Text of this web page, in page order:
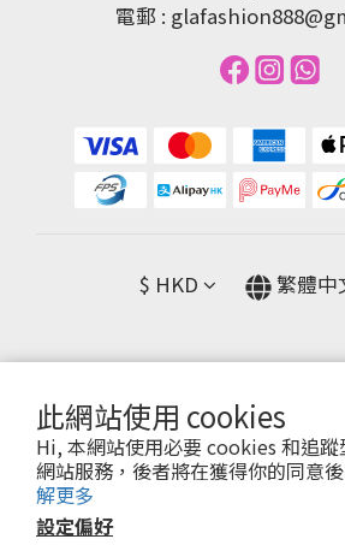
此網站使用 cookies
Hi, 本網站使用必要 cookies 和追
網站服務，後者將在獲得你的同意
解更多
設定偏好
電郵 :
$ HKD 繁體中
提醒您，我們不會以電話或簡訊方式通
Copyright© [2024][GLA